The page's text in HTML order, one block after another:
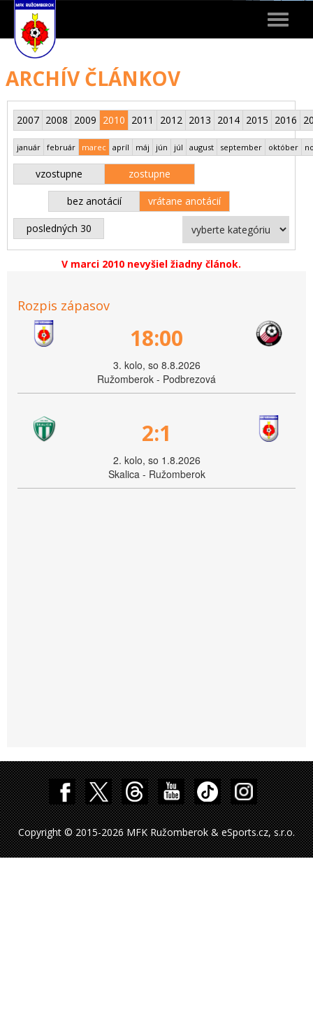
Toggle
ARCHÍV ČLÁNKOV
2007 2008 2009 2010 2011 2012 2013 2014 2015 2016
január február marec apríl máj jún júl august september október
vzostupne zostupne
bez anotácií vrátane anotácií
posledných 30
V marci 2010 nevyšiel žiadny článok.
Rozpis zápasov
18:00
3. kolo, so 8.8.2026
Ružomberok - Podbrezová
2:1
2. kolo, so 1.8.2026
Skalica - Ružomberok
Copyright © 2015-2026 MFK Ružomberok & eSports.cz, s.r.o.